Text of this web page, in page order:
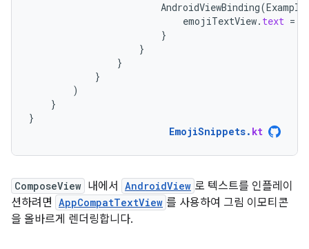
AndroidViewBinding(
emojiTextView. text =
}
}
}
}
)
}
}
EmojiSnippets. kt
ComposeView 내에서 AndroidView 로 텍스트를 인플레이
션하려면 AppCompatTextView 를 사용하여 그림 이모티콘
을 올바르게 렌더링합니다.